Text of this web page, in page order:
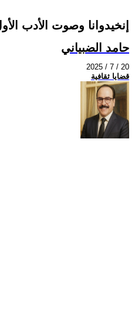
إنخيدوانا وصوت الأدب
حامد الضبياني
2025 / 7 / 20
قضايا ثقافية